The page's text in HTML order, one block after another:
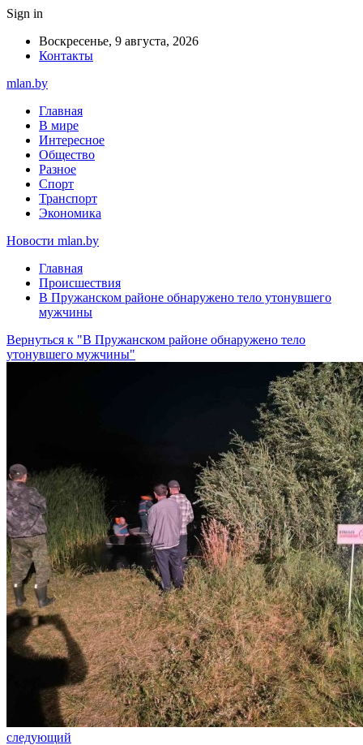
Sign in
Воскресенье, 9 августа, 2026
Контакты
mlan.by
Главная
В мире
Интересное
Общество
Разное
Спорт
Транспорт
Экономика
Новости mlan.by
Главная
Происшествия
В Пружанском районе обнаружено тело утонувшего
мужчины
Вернуться к "В Пружанском районе обнаружено тело
утонувшего мужчины"
следующий